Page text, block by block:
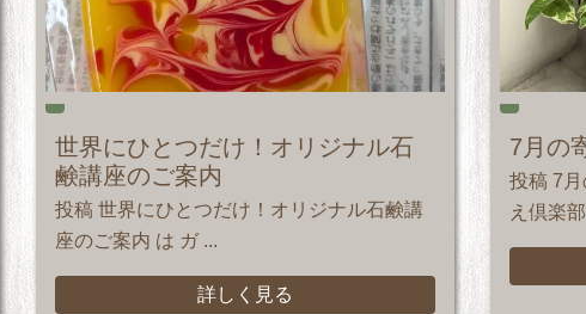
世界にひとつだけ！オリジナル石
鹸講座のご案内
投稿 世界にひとつだけ！オリジナル石鹸講
座のご案内 は ガ ...
詳しく見る
7月の
投稿 7
え倶楽